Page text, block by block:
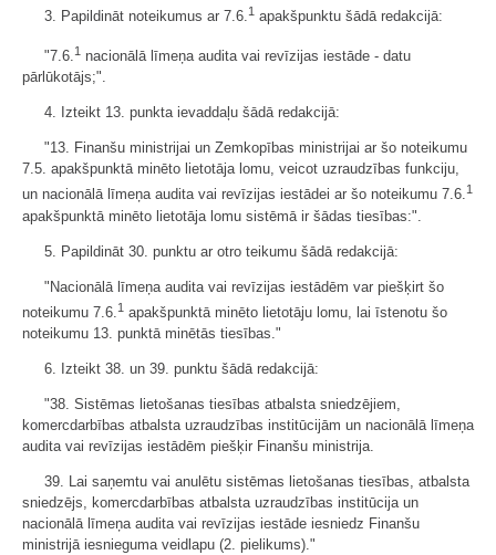
3. Papildināt noteikumus ar 7.6. 1 apakšpunktu šādā redakcijā:
"7.6.1 nacionālā līmeņa audita vai revīzijas iestāde - datu
pārlūkotājs;".
4. Izteikt 13. punkta ievaddaļu šādā redakcijā:
"13. Finanšu ministrijai un Zemkopības ministrijai ar šo noteikumu
7.5. apakšpunktā minēto lietotāja lomu, veicot uzraudzības funkciju,
un nacionālā līmeņa audita vai revīzijas iestādei ar šo noteikumu 7.6.1
apakšpunktā minēto lietotāja lomu sistēmā ir šādas tiesības:".
5. Papildināt 30. punktu ar otro teikumu šādā redakcijā:
"Nacionālā līmeņa audita vai revīzijas iestādēm var piešķirt šo
noteikumu 7.6. 1 apakšpunktā minēto lietotāju lomu, lai īstenotu šo
noteikumu 13. punktā minētās tiesības."
6. Izteikt 38. un 39. punktu šādā redakcijā:
"38. Sistēmas lietošanas tiesības atbalsta sniedzējiem,
komercdarbības atbalsta uzraudzības institūcijām un nacionālā līmeņa
audita vai revīzijas iestādēm piešķir Finanšu ministrija.
39. Lai saņemtu vai anulētu sistēmas lietošanas tiesības, atbalsta
sniedzējs, komercdarbības atbalsta uzraudzības institūcija un
nacionālā līmeņa audita vai revīzijas iestāde iesniedz Finanšu
ministrijā iesnieguma veidlapu (2. pielikums)."